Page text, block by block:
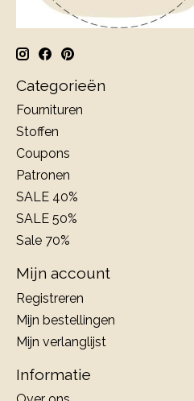
Categorieën
Fournituren
Stoffen
Coupons
Patronen
SALE 40%
SALE 50%
Sale 70%
Mijn account
Registreren
Mijn bestellingen
Mijn verlanglijst
Informatie